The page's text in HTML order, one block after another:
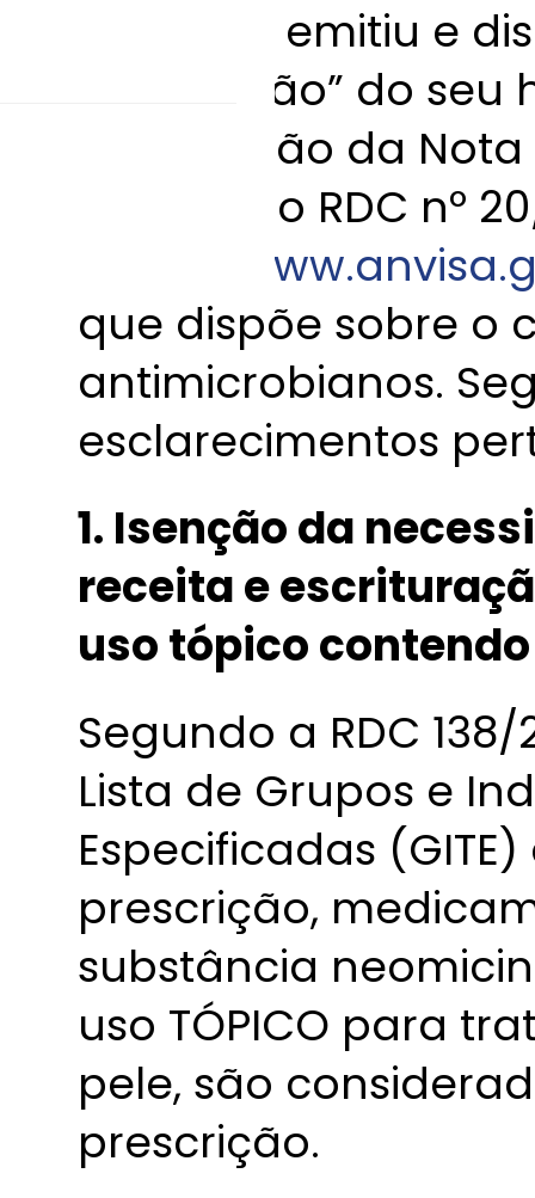
O SNGPC emitiu e
“Legislação” do
atualização da
Resolução RDC nº
http://
que dispõe sobre o
antimicrobianos.
esclarecimentos
1. Isenção da
receita e
uso tópico
Segundo a RDC
Lista de Grupos e
Especificadas
prescrição,
substância
uso TÓPICO para
pele, são
prescrição.